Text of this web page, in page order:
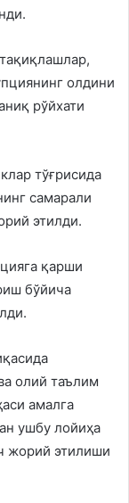
олдини
рўйхати
тўғрисида
самарали
этилди.
қарши
бўйича
олий таълим
амалга
ушбу лойиҳа
жорий этилиши